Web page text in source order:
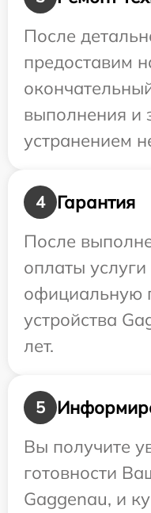
После
предоставим
выполнения и
устранением
4
Гарантия
После
оплаты
официальную
устройства
лет.
5
Вы получите
готовности
Gaggenau, и